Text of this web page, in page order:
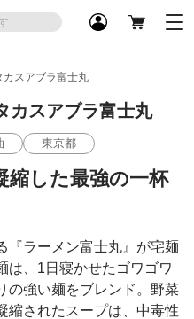
カスアブラ富士丸
カスアブラ富士丸
東京都
縮した最強の一杯
『ラーメン富士丸』が宅麺
は、1日寝かせたゴワゴワ
の強い麺をブレンド。野菜
縮されたスープは、中毒性